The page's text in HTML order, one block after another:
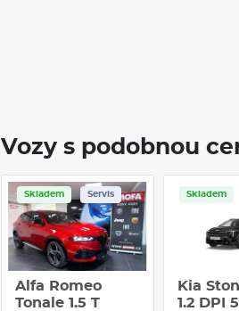
Vozy s podobnou
Skladem Servis
Alfa Romeo
Tonale 1.5 T
Skladem
Kia
1.2 DPI